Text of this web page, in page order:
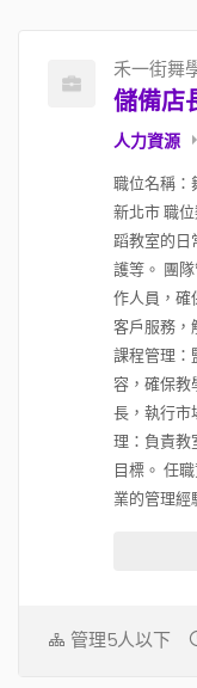
禾一街舞
儲備店
人力資源
職位名稱：
新北市 職
蹈教室的日
護等。 團
作人員，確
客戶服務，
課程管理：
容，確保教
長，執行市
理：負責教
目標。 任
業的管理經
管理5人以下